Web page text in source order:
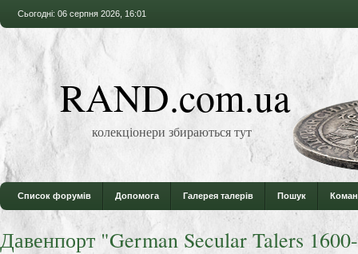
Сьогодні: 06 серпня 2026, 16:01
RAND.com.ua
колекціонери збираються тут
Список форумів Допомога Галерея талерів Пошук
Давенпорт "German Secular Talers